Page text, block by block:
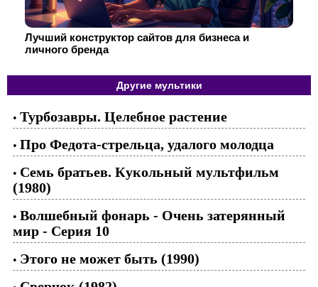
Лучший конструктор сайтов для бизнеса и
личного бренда
Другие мультики
• Турбозавры. Целебное растение
• Про Федота-стрельца, удалого молодца
• Семь братьев. Кукольный мультфильм
(1980)
• Волшебный фонарь - Очень затерянный
мир - Серия 10
• Этого не может быть (1990)